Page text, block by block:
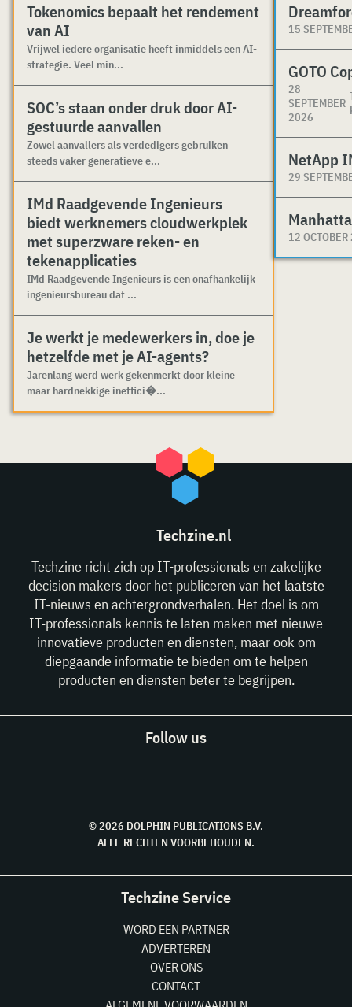
Tokenomics bepaalt het rendement
van AI
Vrijwel iedere organisatie heeft inmiddels een AI-
strategie. Veel min...
SOC’s staan onder druk door AI-
gestuurde aanvallen
Zowel aanvallers als verdedigers gebruiken
steeds vaker generatieve e...
IMd Raadgevende Ingenieurs
biedt werknemers cloudwerkplek
met superzware reken- en
tekenapplicaties
IMd Raadgevende Ingenieurs is een onafhankelijk
ingenieursbureau dat ...
Je werkt je medewerkers in, doe je
hetzelfde met je AI-agents?
Jarenlang werd werk gekenmerkt door kleine
maar hardnekkige ineffici�...
15
GOTO
28
SEPTEMBER
2026
NetApp
29
12
Techzine.nl
Techzine richt zich op IT-professionals en zakelijke
decision makers door het publiceren van het laatste
IT-nieuws en achtergrondverhalen. Het doel is om
IT-professionals kennis te laten maken met nieuwe
innovatieve producten en diensten, maar ook om
diepgaande informatie te bieden om te helpen
producten en diensten beter te begrijpen.
Follow us
© 2026 DOLPHIN PUBLICATIONS B.V.
ALLE RECHTEN VOORBEHOUDEN.
Techzine Service
WORD EEN PARTNER
ADVERTEREN
OVER ONS
CONTACT